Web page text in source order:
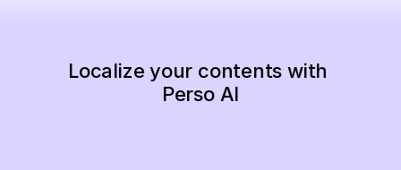
Localize your contents with
Perso AI